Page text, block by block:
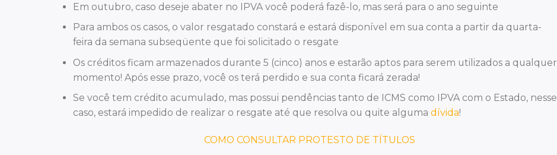
Em outubro, caso deseje abater no IPVA você poderá fazê-lo, mas será para o ano seguinte
Para ambos os casos, o valor resgatado constará e estará disponível em sua conta a partir da quarta-
feira da semana subseqüente que foi solicitado o resgate
Os créditos ficam armazenados durante 5 (cinco) anos e estarão aptos para serem utilizados a qualquer
momento! Após esse prazo, você os terá perdido e sua conta ficará zerada!
Se você tem crédito acumulado, mas possui pendências tanto de ICMS como IPVA com o Estado, nesse
caso, estará impedido de realizar o resgate até que resolva ou quite alguma dívida!
COMO CONSULTAR PROTESTO DE TÍTULOS